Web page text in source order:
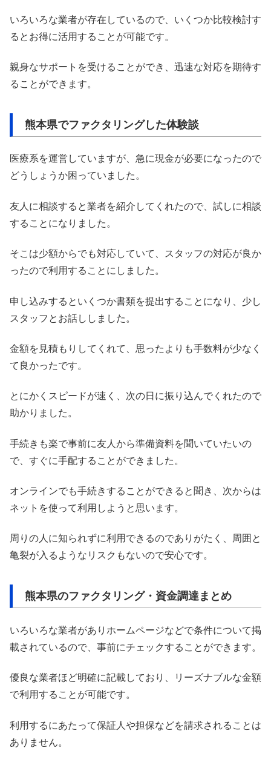
いろいろな業者が存在しているので、いくつか比較検討す
るとお得に活用することが可能です。
親身なサポートを受けることができ、迅速な対応を期待す
ることができます。
熊本県でファクタリングした体験談
医療系を運営していますが、急に現金が必要になったので
どうしょうか困っていました。
友人に相談すると業者を紹介してくれたので、試しに相談
することになりました。
そこは少額からでも対応していて、スタッフの対応が良か
ったので利用することにしました。
申し込みするといくつか書類を提出することになり、少し
スタッフとお話ししました。
金額を見積もりしてくれて、思ったよりも手数料が少なく
て良かったです。
とにかくスピードが速く、次の日に振り込んでくれたので
助かりました。
手続きも楽で事前に友人から準備資料を聞いていたいの
で、すぐに手配することができました。
オンラインでも手続きすることができると聞き、次からは
ネットを使って利用しようと思います。
周りの人に知られずに利用できるのでありがたく、周囲と
亀裂が入るようなリスクもないので安心です。
熊本県のファクタリング・資金調達まとめ
いろいろな業者がありホームページなどで条件について掲
載されているので、事前にチェックすることができます。
優良な業者ほど明確に記載しており、リーズナブルな金額
で利用することが可能です。
利用するにあたって保証人や担保などを請求されることは
ありません。